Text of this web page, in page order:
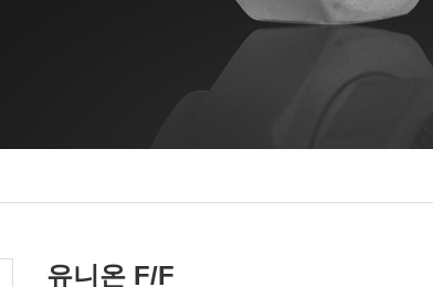
유니온 F/F